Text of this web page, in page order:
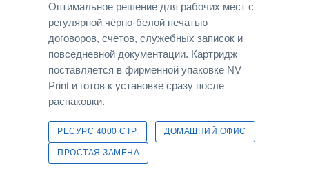
Оптимальное решение для рабочих мест с
регулярной чёрно-белой печатью —
договоров, счетов, служебных записок и
повседневной документации. Картридж
поставляется в фирменной упаковке NV
Print и готов к установке сразу после
распаковки.
РЕСУРС 4000 СТР. ДОМАШНИЙ ОФИС
ПРОСТАЯ ЗАМЕНА